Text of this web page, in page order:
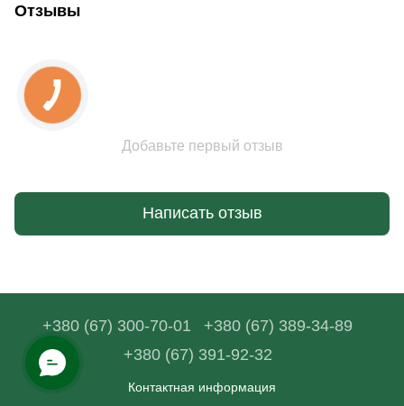
Отзывы
Добавьте первый отзыв
Написать отзыв
+380 (67) 300-70-01
+380 (67) 389-34-89
+380 (67) 391-92-32
Контактная информация